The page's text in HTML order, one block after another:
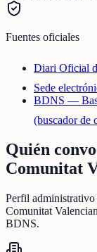
Fuentes oficiales
Diari Oficial
Sede
BDNS —
(buscador de
Quién
Comunitat
Perfil administrativo
Comunitat
BDNS.